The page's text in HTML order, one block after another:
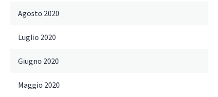
Agosto 2020
Luglio 2020
Giugno 2020
Maggio 2020